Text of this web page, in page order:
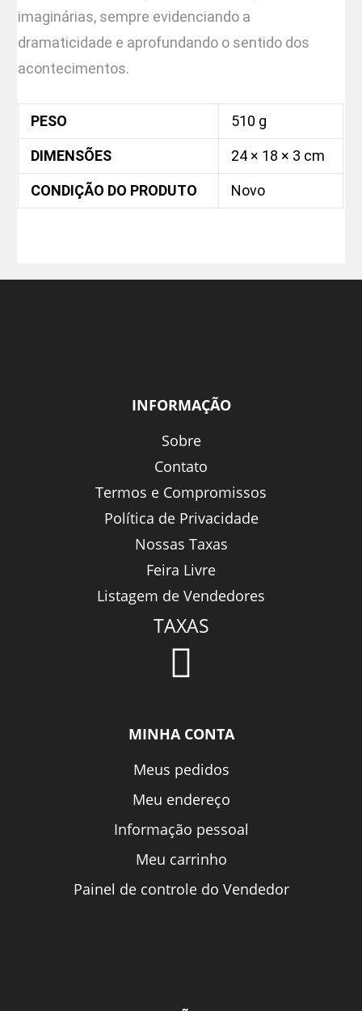
imaginárias, sempre evidenciando a
dramaticidade e aprofundando o sentido dos
acontecimentos.
PESO 510 g
DIMENSÕES 24 × 18 × 3 cm
CONDIÇÃO DO PRODUTO Novo
INFORMAÇÃO
Sobre
Contato
Termos e Compromissos
Política de Privacidade
Nossas Taxas
Feira Livre
Listagem de Vendedores
TAXAS
MINHA CONTA
Meus pedidos
Meu endereço
Informação pessoal
Meu carrinho
Painel de controle do Vendedor